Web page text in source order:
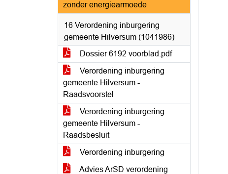
zonder energiearmoede
16 Verordening inburgering
gemeente Hilversum (1041986)
Dossier 6192 voorblad.pdf
Verordening inburgering
gemeente Hilversum -
Raadsvoorstel
Verordening inburgering
gemeente Hilversum -
Raadsbesluit
Verordening inburgering
Advies ArSD verordening